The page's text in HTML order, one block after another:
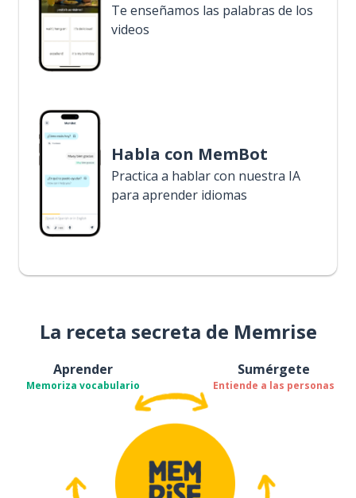
Te enseñamos las palabras de los
videos
Habla con MemBot
Practica a hablar con nuestra IA
para aprender idiomas
La receta secreta de Memrise
Aprender
Memoriza vocabulario
Sumérgete
Entiende a las personas